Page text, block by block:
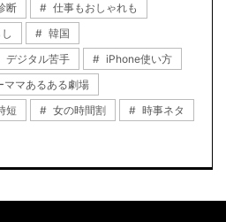
断
仕事もおしゃれも
韓国
デジタル苦手
iPhone使い方
ママあるある劇場
短 女の時間割
時事ネタ